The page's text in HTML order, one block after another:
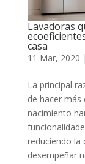
Lavadoras
casa
11 Mar, 2020 |
La principal
de hacer más
nacimiento
reduciendo la
desempeñar